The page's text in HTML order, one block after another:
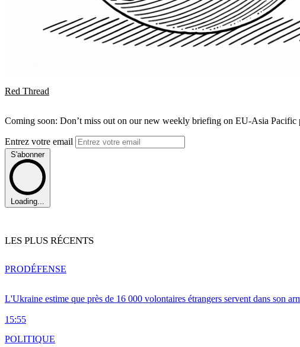
Red Thread
Coming soon: Don’t miss out on our new weekly briefing on EU-Asia Pacific
Entrez votre email
S'abonner
Loading...
LES PLUS RÉCENTS
L'Ukraine estime que près de 16 000 volontaires étrangers servent dans son
15:55
PRODÉFENSE
POLITIQUE